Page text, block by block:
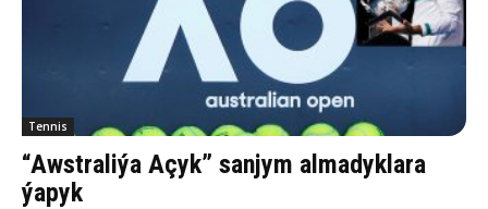
Tennis
“Awstraliýa Açyk” sanjym almadyklara
ýapyk